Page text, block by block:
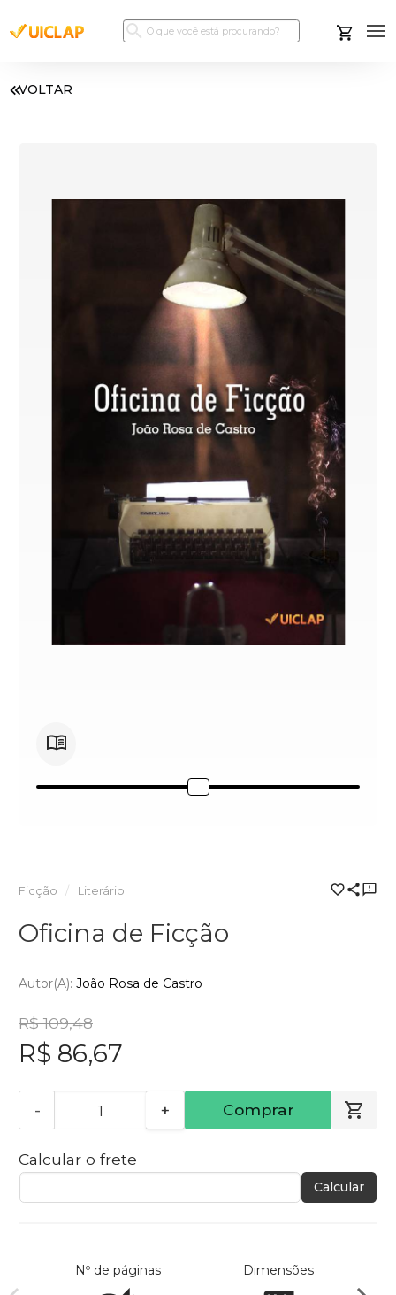
VOLTAR
Ficção Literário
Oficina de Ficção
Autor(a): João Rosa de Castro
R$ 109,48
R$ 86,67
- + Comprar
Calcular o frete
Calcular
Nº de páginas Dimensões